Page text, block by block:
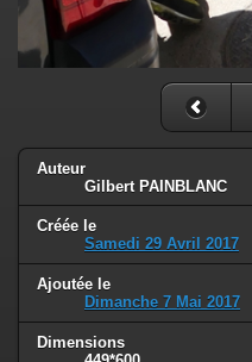
Auteur
Gilbert PAINBLANC
Créée le
Samedi 29 Avril 2017
Ajoutée le
Dimanche 7 Mai 2017
Dimensions